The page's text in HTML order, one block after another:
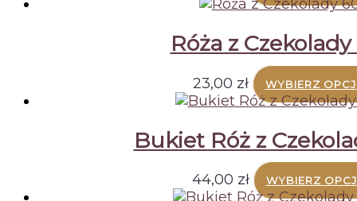
Róża z
23,00 zł WYBIERZ
Bukiet Róż z
44,00 zł WYBIERZ